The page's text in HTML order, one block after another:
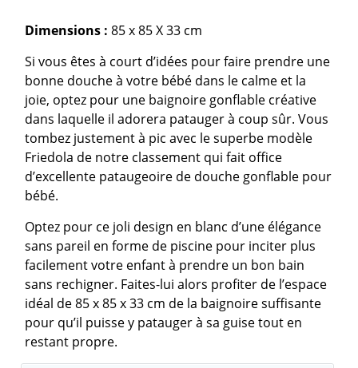
Dimensions :85 x 85 X 33 cm
Si vous êtes à court d’idées pour faire prendre une
bonne douche à votre bébé dans le calme et la
joie, optez pour une baignoire gonflable créative
dans laquelle il adorera patauger à coup sûr. Vous
tombez justement à pic avec le superbe modèle
Friedola de notre classement qui fait office
d’excellente pataugeoire de douche gonflable pour
bébé.
Optez pour ce joli design en blanc d’une élégance
sans pareil en forme de piscine pour inciter plus
facilement votre enfant à prendre un bon bain
sans rechigner. Faites-lui alors profiter de l’espace
idéal de 85 x 85 x 33 cm de la baignoire suffisante
pour qu’il puisse y patauger à sa guise tout en
restant propre.